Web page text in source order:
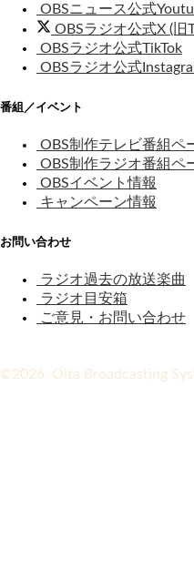
OBSニュース公式
OBSラジオ公式X (旧
OBSラジオ公式TikTok
OBSラジオ公式
番組／イベント
OBS制作テレビ番組ペ
OBS制作ラジオ番組ペ
OBSイベント情報
キャンペーン情報
お問い合わせ
ラジオ過去の放送楽曲
ラジオ目安箱
ご意見・お問い合わせ
©2026 Oita Broadcasting